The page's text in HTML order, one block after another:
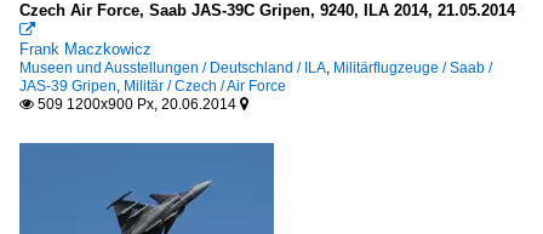
Czech Air Force, Saab JAS-39C Gripen, 9240, ILA 2014, 21.05.2014

Frank Maczkowicz
Museen und Ausstellungen / Deutschland / ILA, Militärflugzeuge / Saab /
JAS-39 Gripen, Militär / Czech / Air Force
 509 1200x900 Px, 20.06.2014 